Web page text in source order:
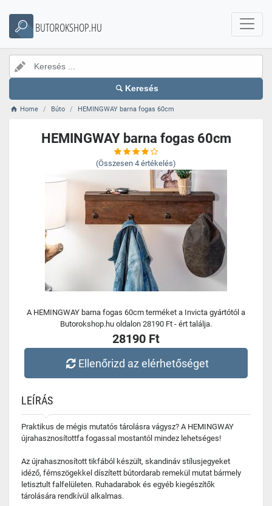
BUTOROKSHOP.HU
Keresés
Home Búto HEMINGWAY barna fogas 60cm
HEMINGWAY barna fogas 60cm
(Összesen 4 értékelés)
A HEMINGWAY barna fogas 60cm terméket a Invicta gyártótól a
Butorokshop.hu oldalon 28190 Ft - ért találja.
28190 Ft
Ellenőrizd az elérhetőséget
LEÍRÁS
Praktikus de mégis mutatós tárolásra vágysz? A HEMINGWAY
újrahasznosítottfa fogassal mostantól mindez lehetséges!
Az újrahasznosított tikfából készült, skandináv stílusjegyeket
idéző, fémszögekkel díszített bútordarab remekül mutat bármely
letisztult falfelületen. Ruhadarabok és egyéb kiegészítők
tárolására rendkívül alkalmas.